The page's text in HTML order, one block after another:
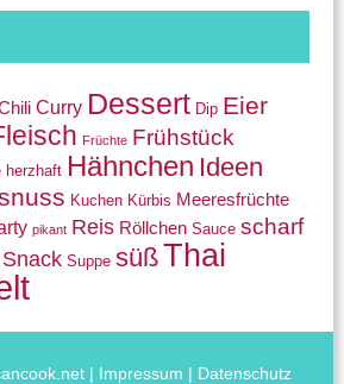
Curry Dessert Dip Eier
Früchte Frühstück
herzhaft Hähnchen Ideen
Kuchen Kürbis Meeresfrüchte
pikant Reis Röllchen Sauce scharf
Snack Suppe süßThai
| Impressum | Datenschutz